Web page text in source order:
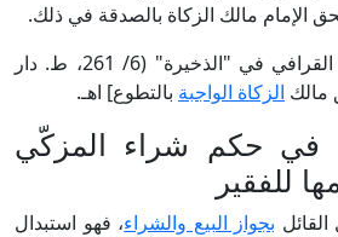
الإمام مالك الزكاة بالصدقة في ذلك.
قال الإمام شهاب الدين القرافي في "الذخيرة" (6/ 261، ط. دار
مالك الزكاة الواجبة بالتطوع] اهـ.
في حكم شراء المزكّي
للفقير
القائل بجواز البيع والشراء، فهو استبدال